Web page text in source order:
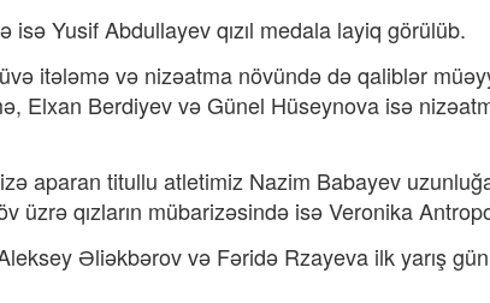
isə Yusif Abdullayev qızıl medala layiq görülüb.
itələmə və nizəatma növündə də qaliblər
Elxan Berdiyev və Günel Hüseynova isə
aparan titullu atletimiz Nazim Babayev
üzrə qızların mübarizəsində isə Veronika
Əliəkbərov və Fəridə Rzayeva ilk yarış